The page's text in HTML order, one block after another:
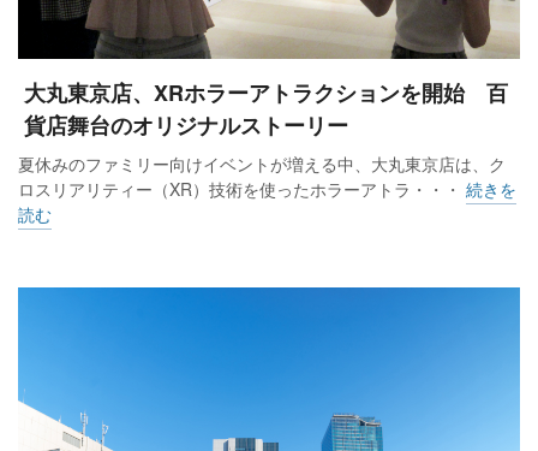
大丸東京店、XRホラーアトラクションを開始 百
貨店舞台のオリジナルストーリー
夏休みのファミリー向けイベントが増える中、大丸東京店は、ク
ロスリアリティー（XR）技術を使ったホラーアトラ・・・ 続きを
読む